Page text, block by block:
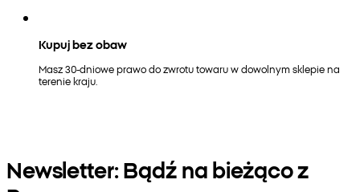
Kupuj bez obaw
Masz 30-dniowe prawo do zwrotu towaru w dowolnym sklepie na
terenie kraju.
Newsletter: Bądź na bieżąco z